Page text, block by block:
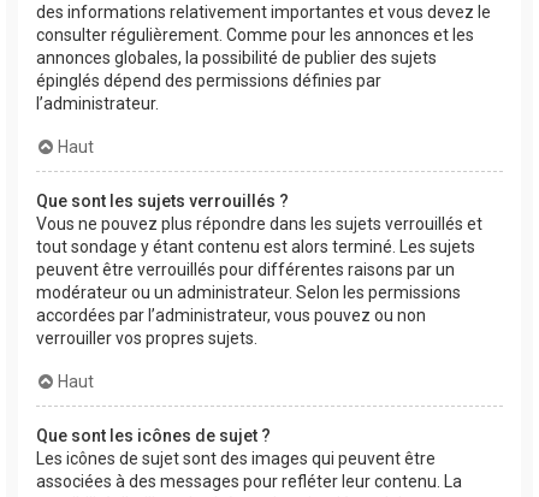
des informations relativement importantes et vous devez le
consulter régulièrement. Comme pour les annonces et les
annonces globales, la possibilité de publier des sujets
épinglés dépend des permissions définies par
l’administrateur.
Haut
Que sont les sujets verrouillés ?
Vous ne pouvez plus répondre dans les sujets verrouillés et
tout sondage y étant contenu est alors terminé. Les sujets
peuvent être verrouillés pour différentes raisons par un
modérateur ou un administrateur. Selon les permissions
accordées par l’administrateur, vous pouvez ou non
verrouiller vos propres sujets.
Haut
Que sont les icônes de sujet ?
Les icônes de sujet sont des images qui peuvent être
associées à des messages pour refléter leur contenu. La